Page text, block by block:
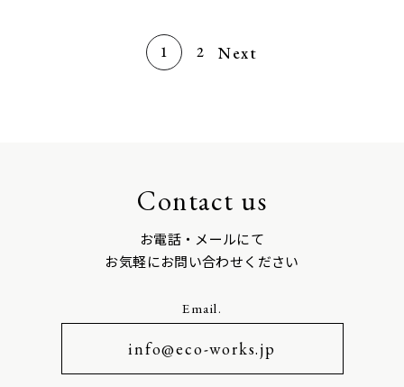
1 2 Next
Contact us
お電話・メールにて
お気軽にお問い合わせください
Email.
info@eco-works.jp